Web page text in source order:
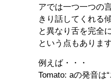
アでは一つ一つの
きり話してくれる
と異なり舌を完全
という点もありま
例えば・・・
Tomato: aの発音は